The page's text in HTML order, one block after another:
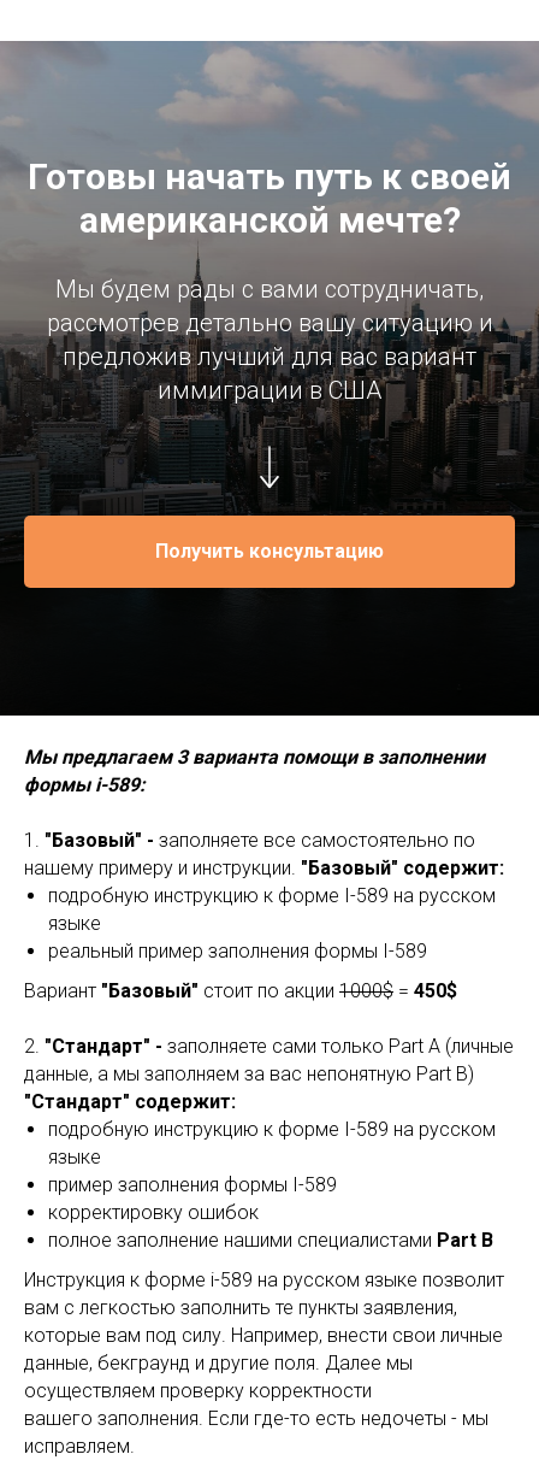
Готовы начать путь к своей
американской мечте?
Мы будем рады с вами сотрудничать,
рассмотрев детально вашу ситуацию и
предложив лучший для вас вариант
иммиграции в США
Получить консультацию
Мы предлагаем 3 варианта помощи в заполнении
формы i-589:
1. "Базовый" - заполняете все самостоятельно по
нашему примеру и инструкции. "Базовый" содержит:
подробную инструкцию к форме I-589 на русском
языке
реальный пример заполнения формы I-589
Вариант "Базовый" стоит по акции 1000$ = 450$
2. "Стандарт" - заполняете сами только Part A (личные
данные, а мы заполняем за вас непонятную Part B)
"Стандарт" содержит:
подробную инструкцию к форме I-589 на русском
языке
пример заполнения формы I-589
корректировку ошибок
полное заполнение нашими специалистами Part B
Инструкция к форме i-589 на русском языке позволит
вам с легкостью заполнить те пункты заявления,
которые вам под силу. Например, внести свои личные
данные, бекграунд и другие поля. Далее мы
осуществляем проверку корректности
вашего заполнения. Если где-то есть недочеты - мы
исправляем.